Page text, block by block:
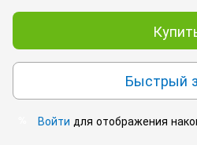
Быстрый
Войти для отображения